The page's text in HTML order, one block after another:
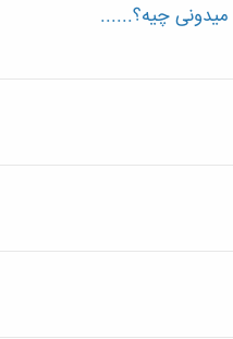
میدونی چیه؟......